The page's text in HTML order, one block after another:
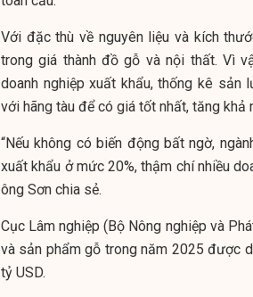
Với đặc thù về nguyên liệu và kích
trong giá thành đồ gỗ và nội thất. Vì
doanh nghiệp xuất khẩu, thống kê sản
với hãng tàu để có giá tốt nhất, tăng
“Nếu không có biến động bất ngờ,
xuất khẩu ở mức 20%, thậm chí nhiều
ông Sơn chia sẻ.
Cục Lâm nghiệp (Bộ Nông nghiệp và
và sản phẩm gỗ trong năm 2025 được
tỷ USD.